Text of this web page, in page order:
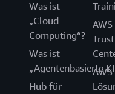
Was ist
„Cloud
Computing“?
Was ist
„Agentenbasierte
Hub für
AWS
Trust